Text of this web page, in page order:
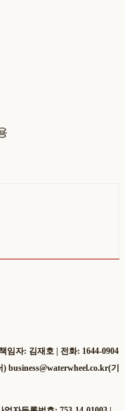
임자: 김재호 | 전화: 1644-0904
business@waterwheel.co.kr(기